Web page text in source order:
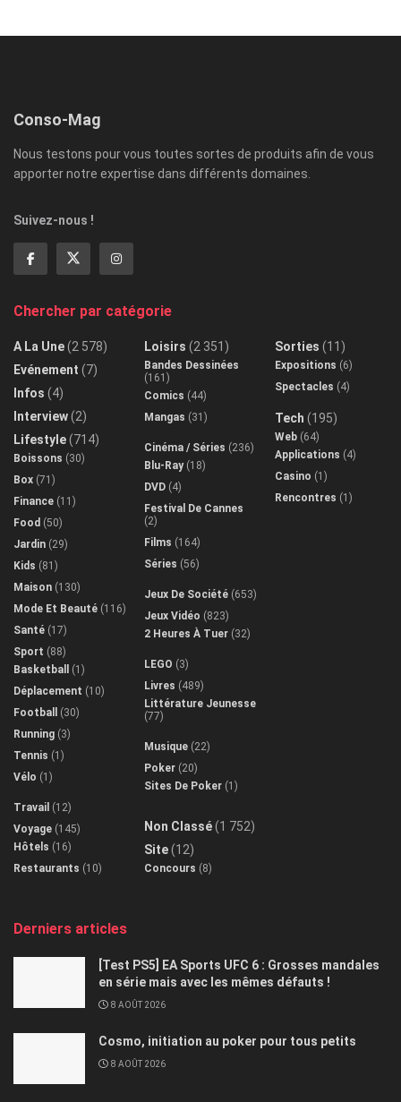
Conso-Mag
Nous testons pour vous toutes sortes de produits afin de vous
apporter notre expertise dans différents domaines.
Suivez-nous !
Chercher par catégorie
A La Une(2 578)
Evénement (7)
Infos (4)
Interview(2)
Lifestyle(714)
Boissons (30)
Box (71)
Finance (11)
Food (50)
Jardin (29)
Kids (81)
Maison (130)
Mode Et Beauté (116)
Santé (17)
Sport (88)
Basketball
(1)
Déplacement (10)
Football
(30)
Running (3)
Tennis (1)
Vélo (1)
Travail (12)
Voyage (145)
Hôtels (16)
Restaurants (10)
Loisirs (2 351)
Bandes Dessinées
(161)
Comics (44)
Mangas (31)
Cinéma / Séries (236)
Blu-Ray(18)
DVD (4)
Festival De Cannes
(2)
Films (164)
Séries (56)
Jeux De Société (653)
Jeux Vidéo (823)
2 Heures À Tuer (32)
LEGO (3)
Livres (489)
Littérature Jeunesse
(77)
Musique (22)
Poker (20)
Sites De Poker (1)
Non Classé(1 752)
Site(12)
Concours (8)
Sorties (11)
Expositions (6)
Spectacles (4)
Tech (195)
Web (64)
Applications (4)
Casino (1)
Rencontres (1)
Derniers articles
[Test PS5] EA Sports UFC 6 : Grosses mandales
en série mais avec les mêmes défauts !
8 AOÛT 2026
Cosmo, initiation au poker pour tous petits
8 AOÛT 2026